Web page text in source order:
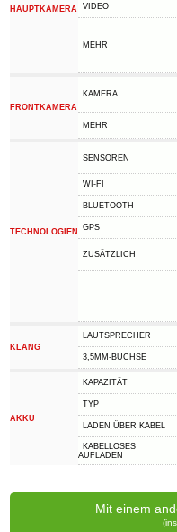
HAUPTKAMERA VIDEO
MEHR
FRONTKAMERA
KAMERA
MEHR
TECHNOLOGIEN
SENSOREN
WI-FI
BLUETOOTH
GPS
ZUSÄTZLICH
KLANG
LAUTSPRECHER
3,5MM-BUCHSE
AKKU
KAPAZITÄT
TYP
LADEN ÜBER KABEL
KABELLOSES
AUFLADEN
Mit einem